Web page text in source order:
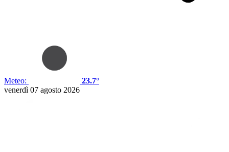
Meteo:
23.7°
venerdì 07 agosto 2026